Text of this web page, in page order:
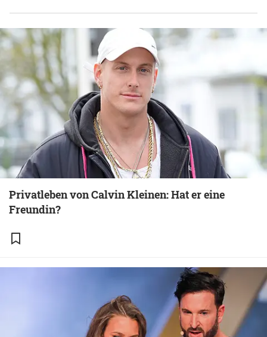
Privatleben von Calvin Kleinen: Hat er eine
Freundin?